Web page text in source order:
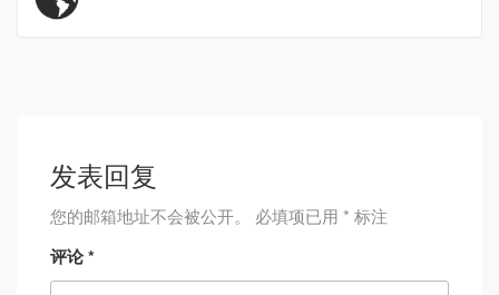
发表回复
您的邮箱地址不会被公开。 必填项已用 * 标注
评论*